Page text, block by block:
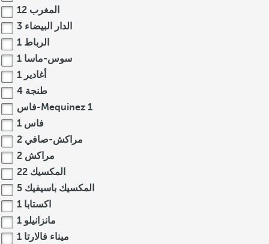
المغرب 12
الدار البيضاء 3
الرباط 1
سوس-ماسا 1
أغادير 1
طنجة 4
فاس-Mequinez 1
فاس 1
مراكش-صافي 2
مراكش 2
المكسيك 22
المكسيك باسيفيك 5
اكستابا 1
مانزانيلو 1
ميناء فالارتا 1